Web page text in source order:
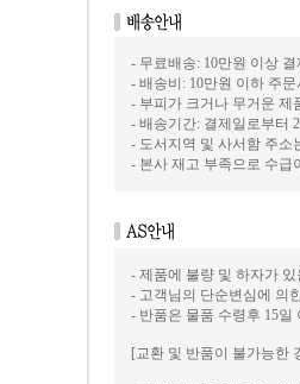
- 무료배송: 10만원 이상 결
- 배송비: 10만원 이하 주
- 부피가 크거나 무거운 제
- 배송기간: 결제일로부터
- 도서지역 및 사서함 주소
- 본사 재고 부족으로 수급
- 제품에 불량 및 하자가
- 고객님의 단순변심에 의
- 반품은 물품 수령후 15일
[교환 및 반품이 불가능한